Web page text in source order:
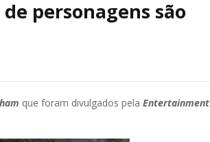
personagens são
que foram divulgados pela Entertainment